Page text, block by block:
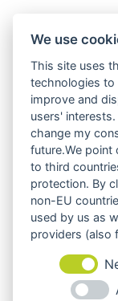
Wir
Unsere
We use
This site uses
technologies
improve and
users'
change my
future.We
to third
protection. By
non-EU
used by us as
providers (also